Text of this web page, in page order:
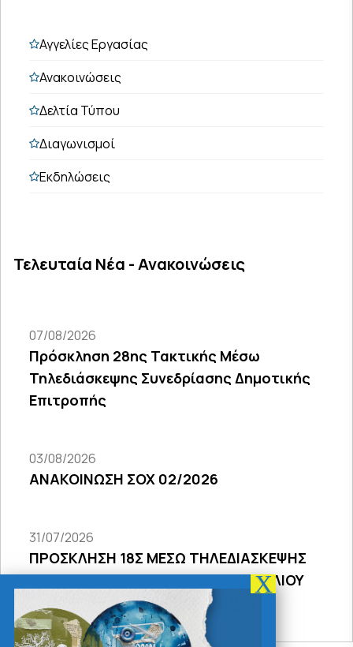
Αγγελίες Εργασίας
Ανακοινώσεις
Δελτία Τύπου
Διαγωνισμοί
Εκδηλώσεις
Τελευταία Νέα - Ανακοινώσεις
07/08/2026
Πρόσκληση 28ης Τακτικής Μέσω
Τηλεδιάσκεψης Συνεδρίασης Δημοτικής
Επιτροπής
03/08/2026
ΑΝΑΚΟΙΝΩΣΗ ΣΟΧ 02/2026
31/07/2026
ΠΡΟΣΚΛΗΣΗ 18Σ ΜΕΣΩ ΤΗΛΕΔΙΑΣΚΕΨΗΣ
ΣΥΝΕΔΡΙΑΣΗΣ ΔΗΜΟΤΙΚΟΥ ΣΥΜΒΟΥΛΙΟΥ